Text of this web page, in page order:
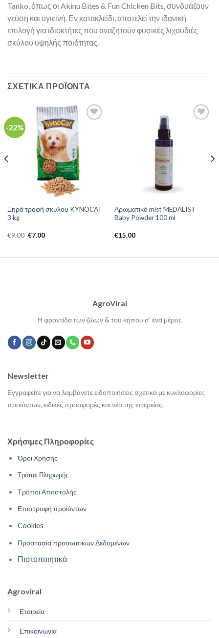
Tanko, όπως οι Akinu Bites & Fun Chicken Bits, συνδυάζουν
γεύση και υγιεινή. Εν κατακλείδι, αποτελεί την ιδανική
επιλογή για ιδιοκτήτες που αναζητούν φυσικές λιχουδιές
σκύλου υψηλής ποιότητας.
ΣΧΕΤΙΚΆ ΠΡΟΪΌΝΤΑ
-22%
Ξηρά τροφή σκύλου KYNOCAT
3 kg
€9.00 Original
€7.00Η
€7.00.
Αρωματικό mist MEDALIST
Baby Powder 100 ml
€15.00
AgroViral
Η φροντίδα των ζώων & του κήπου σ' ένα μέρος
Χρήσιμες Πληροφορίες
Όροι Χρήσης
Τρόποι Πληρωμής
Τρόποι Αποστολής
Επιστροφή προϊόντων
Cookies
Προστασία προσωπικών Δεδομένων
Πιστοποιητικά
Agroviral
Εταιρεία
Επικοινωνία
Newsletter
Εγγραφείτε για να λαμβάνετε ειδοποιήσεις σχετικά με κυκλοφορίες
προϊόντων, ειδικές προσφορές και νέα της εταιρείας.